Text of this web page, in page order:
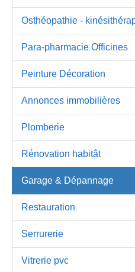
Osthéopathie -
Para-pharmacie Officines
Peinture Décoration
Annonces immobilières
Plomberie
Rénovation habitât
Garage & Dépannage
Restauration
Serrurerie
Vitrerie pvc